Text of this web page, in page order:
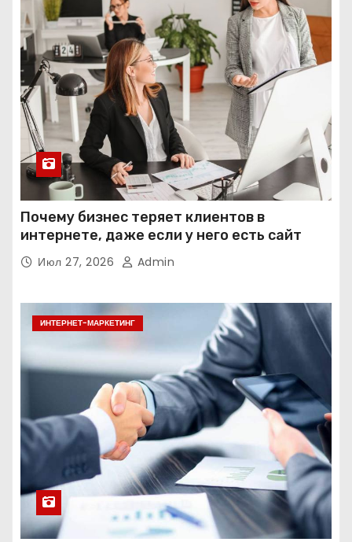
Почему бизнес теряет клиентов в
интернете, даже если у него есть сайт
Июл 27, 2026 Admin
ИНТЕРНЕТ-МАРКЕТИНГ